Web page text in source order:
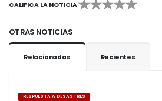
CALIFICA LA NOTICIA
1 2 3 4 5
OTRAS NOTICIAS
Relacionadas Recientes
RESPUESTA A DESASTRES